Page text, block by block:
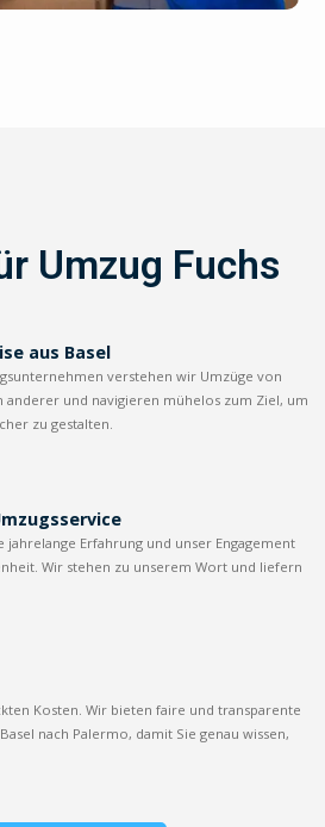
Umzug Fuchs
aus Basel
verstehen wir Umzüge von
anderer und navigieren mühelos zum Ziel, um
zu gestalten.
jahrelange Erfahrung und unser Engagement
Wir stehen zu unserem Wort und liefern
Kosten. Wir bieten faire und transparente
nach Palermo, damit Sie genau wissen,